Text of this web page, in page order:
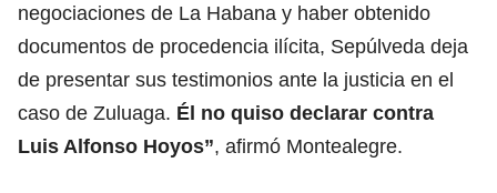
negociaciones de La Habana y haber obtenido
documentos de procedencia ilícita, Sepúlveda deja
de presentar sus testimonios ante la justicia en el
caso de Zuluaga. Él no quiso declarar contra
Luis Alfonso Hoyos”, afirmó Montealegre.